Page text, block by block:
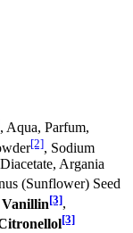
, Aqua, Parfum,
[2], Sodium
Argania
(Sunflower) Seed
Vanillin[3],
[3]